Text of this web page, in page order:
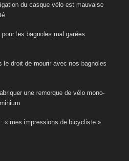
du casque vélo est mauvaise
les bagnoles mal garées
le droit de mourir avec nos bagnoles
une remorque de vélo mono-
« mes impressions de bicycliste »